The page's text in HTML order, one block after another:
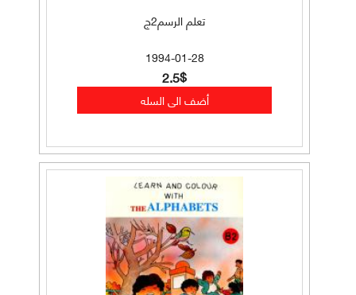
تعلم الرسم2ج
1994-01-28
2.5$